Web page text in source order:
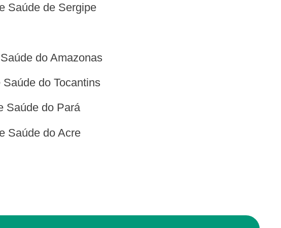
Saúde de Sergipe
do Amazonas
do Tocantins
Saúde do Pará
Saúde do Acre